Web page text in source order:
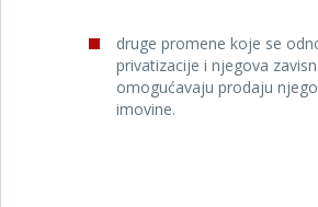
druge promene koje se
privatizacije i njegova
omogućavaju prodaju
imovine.